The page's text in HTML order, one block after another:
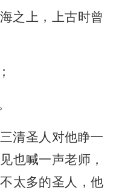
之上，上古时曾
清圣人对他睁一
也喊一声老师，
太多的圣人，他